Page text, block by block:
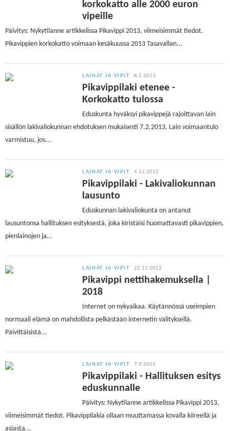
korkokatto alle 2000 euron
vipeille
Päivitys: Nykytilanne artikkelissa Pikavippi 2013, viimeisimmät tiedot.
Pikavippien korkokatto voimaan kesäkuussa 2013 Tasavallan...
LAINAT JA VIPIT 8.2.2013
Pikavippilaki etenee -
Korkokatto tulossa
Eduskunta hyväksyi pikavippejä rajoittavan lain
sisällön lakivaliokunnan ehdotuksen mukaisesti 7.2.2013. Lain voimaantulo
varmistuu, jos...
LAINAT JA VIPIT 4.12.2012
Pikavippilaki - Lakivaliokunnan
lausunto
Eduskunnan lakivaliokunta on antanut
lausuntonsa hallituksen esityksestä, joka kiristäisi huomattavasti pikavippien,
pienlainojen ja...
LAINAT JA VIPIT 22.11.2012
Pikavippi nettihakemuksella |
2018
Internet on nykyaikaa. Käytännössä useimpien
normaali elämä on mahdollista pelkästään internetin välityksellä.
Päivittäisistä...
LAINAT JA VIPIT 7.9.2012
Pikavippilaki - Hallituksen esitys
eduskunnalle
Päivitys: Nykytilanne artikkelissa Pikavippi 2013,
viimeisimmät tiedot. Pikavippilakia ollaan muuttamassa kovalla kiireellä ja
asiasta...